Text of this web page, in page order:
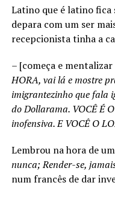
Latino que é latino fica
depara com um ser
recepcionista tinha a
– [começa e
HORA, vai lá e mostre
imigrantezinho que fala
do Dollarama. VOCÊ É
inofensiva. E VOCÊ O
Lembrou na hora de
nunca; Render-se,
num francês de dar